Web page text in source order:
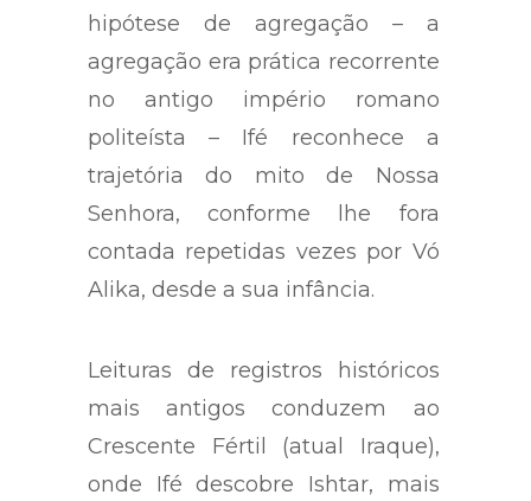
hipótese de agregação – a
agregação era prática recorrente
no antigo império romano
politeísta – Ifé reconhece a
trajetória do mito de Nossa
Senhora, conforme lhe fora
contada repetidas vezes por Vó
Alika, desde a sua infância.
Leituras de registros históricos
mais antigos conduzem ao
Crescente Fértil (atual Iraque),
onde Ifé descobre Ishtar, mais